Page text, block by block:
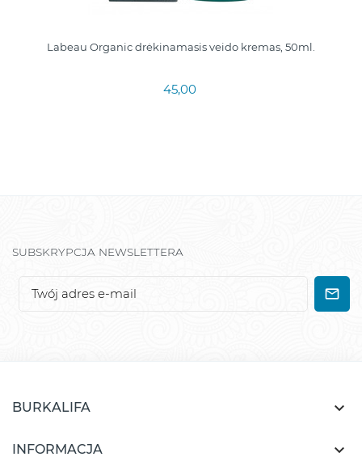
Labeau Organic drėkinamasis veido kremas, 50ml.
45,00
SUBSKRYPCJA NEWSLETTERA
BURKALIFA 
INFORMACJA 